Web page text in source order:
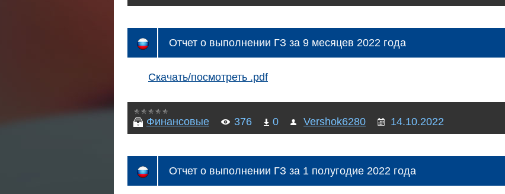
Отчет о выполнении ГЗ за 9 месяцев 2022 года
Скачать/посмотреть .pdf
Финансовые 376 0 Vershok6280 14.10.2022
Отчет о выполнении ГЗ за 1 полугодие 2022 года